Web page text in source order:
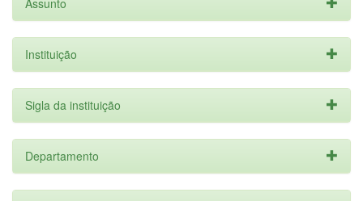
Assunto
Instituição
Sigla da instituição
Departamento